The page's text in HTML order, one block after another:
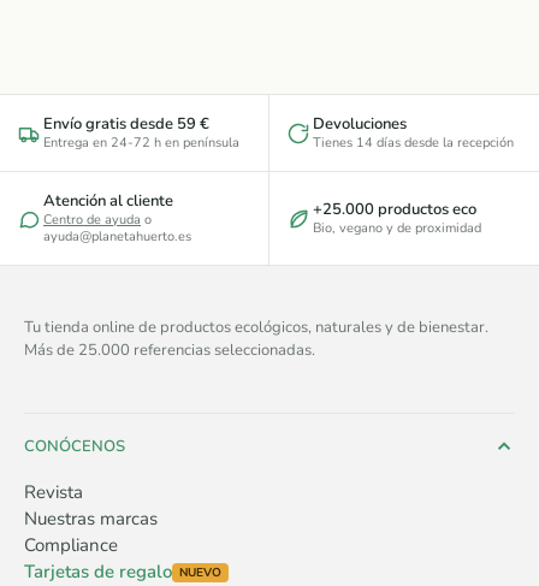
Envío gratis desde 59 €
Entrega en 24-72 h en península
Devoluciones
Tienes 14 días desde la recepción
Atención al cliente
Centro de ayuda o
ayuda@planetahuerto.es
+25.000 productos eco
Bio, vegano y de proximidad
Tu tienda online de productos ecológicos, naturales y de bienestar.
Más de 25.000 referencias seleccionadas.
CONÓCENOS
Revista
Nuestras marcas
Compliance
Tarjetas de regalo NUEVO